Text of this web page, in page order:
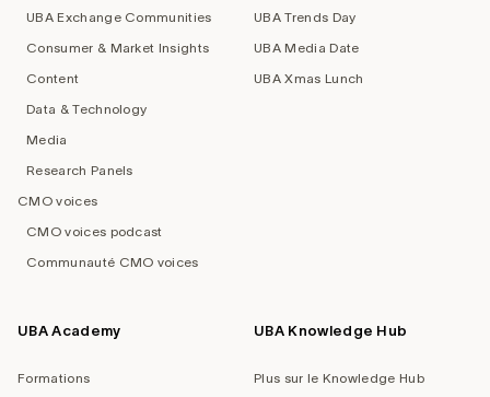
UBA Exchange Communities
Consumer & Market Insights
Content
Data & Technology
Media
Research Panels
CMO voices
CMO voices podcast
Communauté CMO voices
UBA Trends Day
UBA Media Date
UBA Xmas Lunch
UBA Academy
Formations
UBA Knowledge Hub
Plus sur le Knowledge Hub